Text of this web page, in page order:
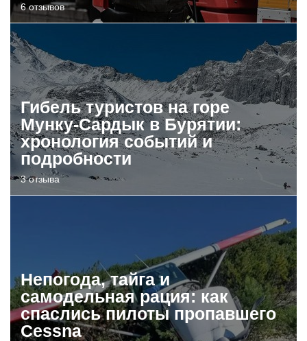
6 отзывов
Гибель туристов на горе
Мунку-Сардык в Бурятии:
хронология событий и
подробности
3 отзыва
Непогода, тайга и
самодельная рация: как
спаслись пилоты пропавшего
Cessna